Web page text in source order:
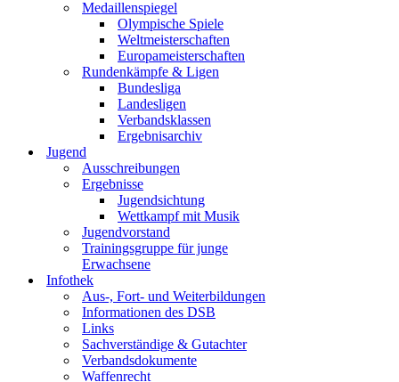
Medaillenspiegel
Olympische Spiele
Weltmeisterschaften
Europameisterschaften
Rundenkämpfe & Ligen
Bundesliga
Landesligen
Verbandsklassen
Ergebnisarchiv
Jugend
Ausschreibungen
Ergebnisse
Jugendsichtung
Wettkampf mit Musik
Jugendvorstand
Trainingsgruppe für junge
Erwachsene
Infothek
Aus-, Fort- und Weiterbildungen
Informationen des DSB
Links
Sachverständige & Gutachter
Verbandsdokumente
Waffenrecht